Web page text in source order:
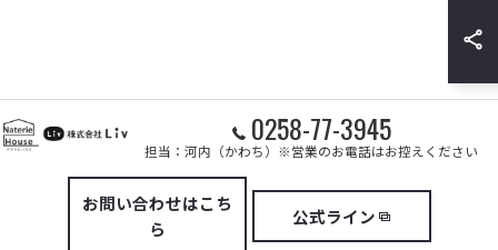
0258-77-3945
担当：河内（かわち）※営業のお電話はお控えください
お問い合わせはこち
ら
公式ライン